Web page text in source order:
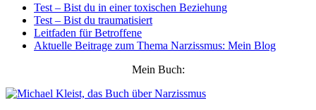
Test – Bist du in einer toxischen Beziehung
Test – Bist du traumatisiert
Leitfaden für Betroffene
Aktuelle Beitrage zum Thema Narzissmus: Mein Blog
Mein Buch: